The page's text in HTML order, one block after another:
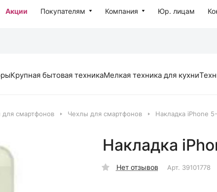
Акции Покупателям Компания Юр. лицам
Крупная бытовая техникаМелкая техника для кухни
для смартфонов Чехлы для смартфонов Накладка iPhone
Накладка
Нет отзывов Арт. 39101778